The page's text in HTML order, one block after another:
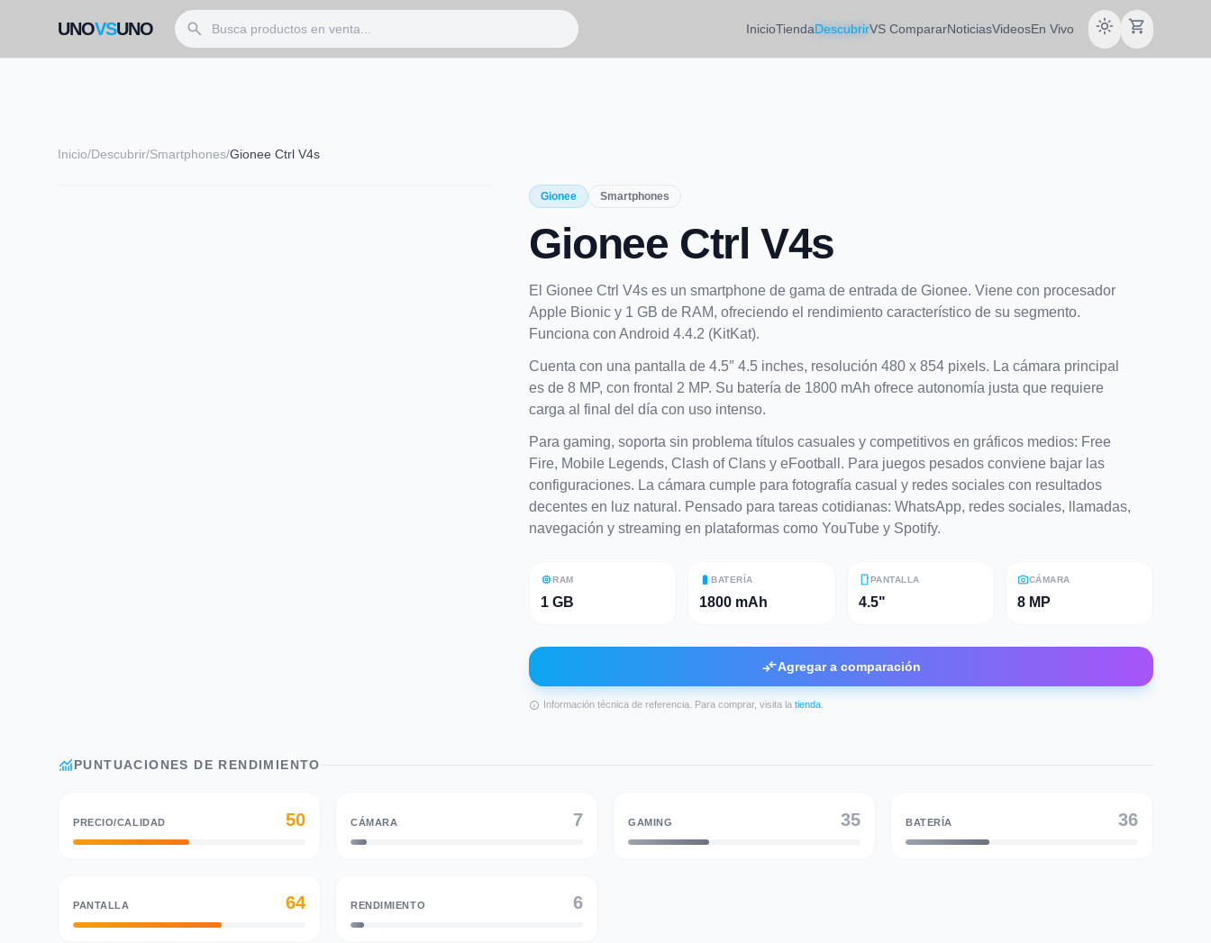
UNOVSUNO search InicioTiendaDescubrirVS CompararNoticiasVideosEn Vivo light_mode shopping_cart
Inicio/Descubrir/Smartphones/Gionee Ctrl V4s
Gionee Smartphones
Gionee Ctrl V4s
El Gionee Ctrl V4s es un smartphone de gama de entrada de Gionee. Viene con procesador
Apple Bionic y 1 GB de RAM, ofreciendo el rendimiento característico de su segmento.
Funciona con Android 4.4.2 (KitKat).
Cuenta con una pantalla de 4.5″ 4.5 inches, resolución 480 x 854 pixels. La cámara principal
es de 8 MP, con frontal 2 MP. Su batería de 1800 mAh ofrece autonomía justa que requiere
carga al final del día con uso intenso.
Para gaming, soporta sin problema títulos casuales y competitivos en gráficos medios: Free
Fire, Mobile Legends, Clash of Clans y eFootball. Para juegos pesados conviene bajar las
configuraciones. La cámara cumple para fotografía casual y redes sociales con resultados
decentes en luz natural. Pensado para tareas cotidianas: WhatsApp, redes sociales, llamadas,
navegación y streaming en plataformas como YouTube y Spotify.
memoryRAM
1 GB
battery_fullBATERÍA
1800 mAh
smartphonePANTALLA
4.5"
photo_cameraCÁMARA
8 MP
compare_arrowsAgregar a comparación
info Información técnica de referencia. Para comprar, visita la tienda
monitoringPUNTUACIONES DE RENDIMIENTO
PRECIO/CALIDAD 50 CÁMARA 7 GAMING 35 BATERÍA 36
PANTALLA 64 RENDIMIENTO 6